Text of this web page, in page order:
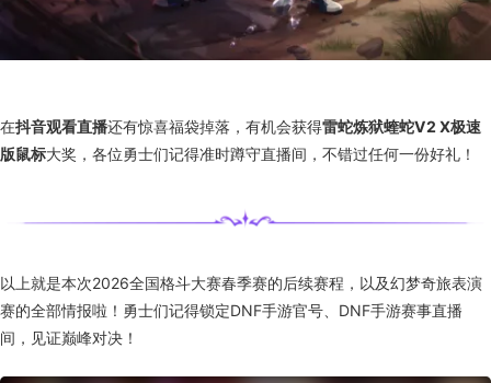
在抖音观看直播还有惊喜福袋掉落，有机会获得雷蛇炼狱蝰蛇V2 X极速
版鼠标大奖，各位勇士们记得准时蹲守直播间，不错过任何一份好礼！
以上就是本次2026全国格斗大赛春季赛的后续赛程，以及幻梦奇旅表演
赛的全部情报啦！勇士们记得锁定DNF手游官号、DNF手游赛事直播
间，见证巅峰对决！